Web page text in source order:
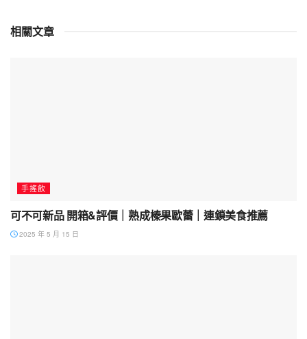
相關文章
手搖飲
可不可新品 開箱&評價｜熟成榛果歐蕾｜連鎖美食推薦
2025 年 5 月 15 日